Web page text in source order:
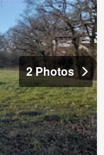
2 Photos